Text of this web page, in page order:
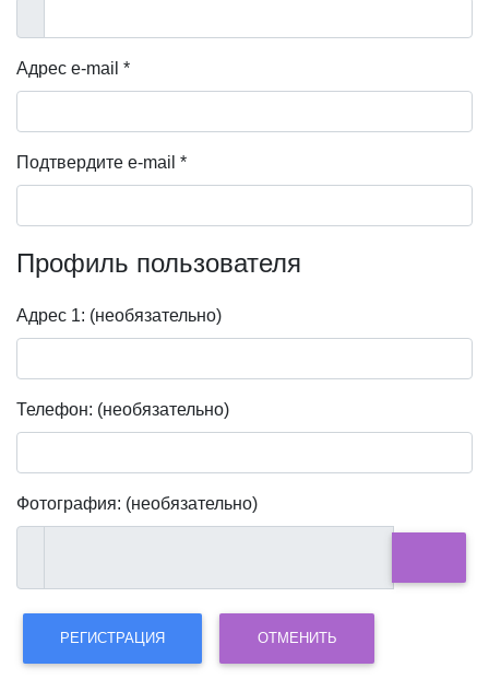
Адрес e-mail *
Подтвердите e-mail *
Профиль пользователя
Адрес 1: (необязательно)
Телефон: (необязательно)
Фотография: (необязательно)
РЕГИСТРАЦИЯ ОТМЕНИТЬ